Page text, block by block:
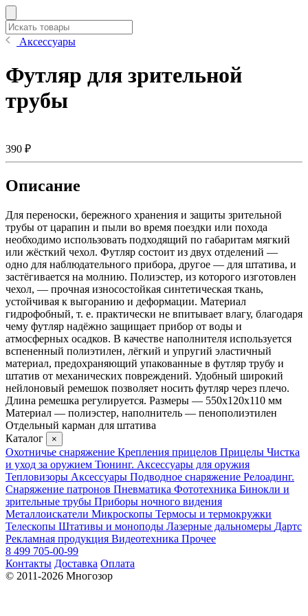
Аксессуары
Футляр для зрительной
трубы
390 ₽
Описание
Для переноски, бережного хранения и защиты зрительной
трубы от царапин и пыли во время поездки или похода
необходимо использовать подходящий по габаритам мягкий
или жёсткий чехол. Футляр состоит из двух отделений —
одно для наблюдательного прибора, другое — для штатива, и
застёгивается на молнию. Полиэстер, из которого изготовлен
чехол, — прочная износостойкая синтетическая ткань,
устойчивая к выгоранию и деформации. Материал
гидрофобный, т. е. практически не впитывает влагу, благодаря
чему футляр надёжно защищает прибор от воды и
атмосферных осадков. В качестве наполнителя используется
вспененный полиэтилен, лёгкий и упругий эластичный
материал, предохраняющий упакованные в футляр трубу и
штатив от механических повреждений. Удобный широкий
нейлоновый ремешок позволяет носить футляр через плечо.
Длина ремешка регулируется. Размеры — 550x120x110 мм
Материал — полиэстер, наполнитель — пенополиэтилен
Отдельный карман для штатива
Каталог
×
Охотничье снаряжение Крепления прицелов Прицелы Чистка
и уход за оружием Тюнинг. Аксессуары для оружия
Тепловизоры Аксессуары Подводное снаряжение Релоадинг.
Снаряжение патронов Пневматика Фототехника Бинокли и
зрительные трубы Приборы ночного видения
Металлоискатели Микроскопы Термосы и термокружки
Телескопы Штативы и моноподы Лазерные дальномеры Дартс
Рекламная продукция Видеотехника Прочее
8 499 705-00-99
Контакты Доставка Оплата
© 2011-2026 Многозор